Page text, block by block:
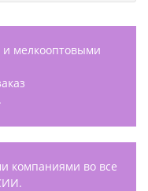
и мелкооптовыми
компаниями во все